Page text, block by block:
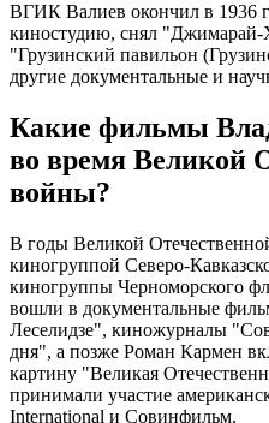
ВГИК Валиев окончил в 1936
киностудию, снял
"Грузинский павильон
другие документальные и
Какие фильмы
во время Великой
войны?
В годы Великой
киногруппой Северо-
киногруппы Черноморского
вошли в документальные
Леселидзе", киножурналы
дня", а позже Роман Кармен
картину "Великая
принимали участие
International и Совинфильм.